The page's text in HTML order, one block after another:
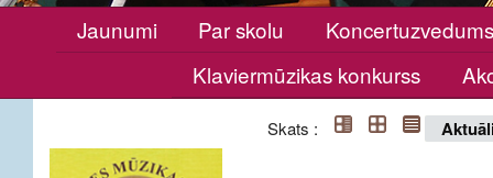
Jaunumi Par skolu
Klaviermūzikas konkurss
Skats :